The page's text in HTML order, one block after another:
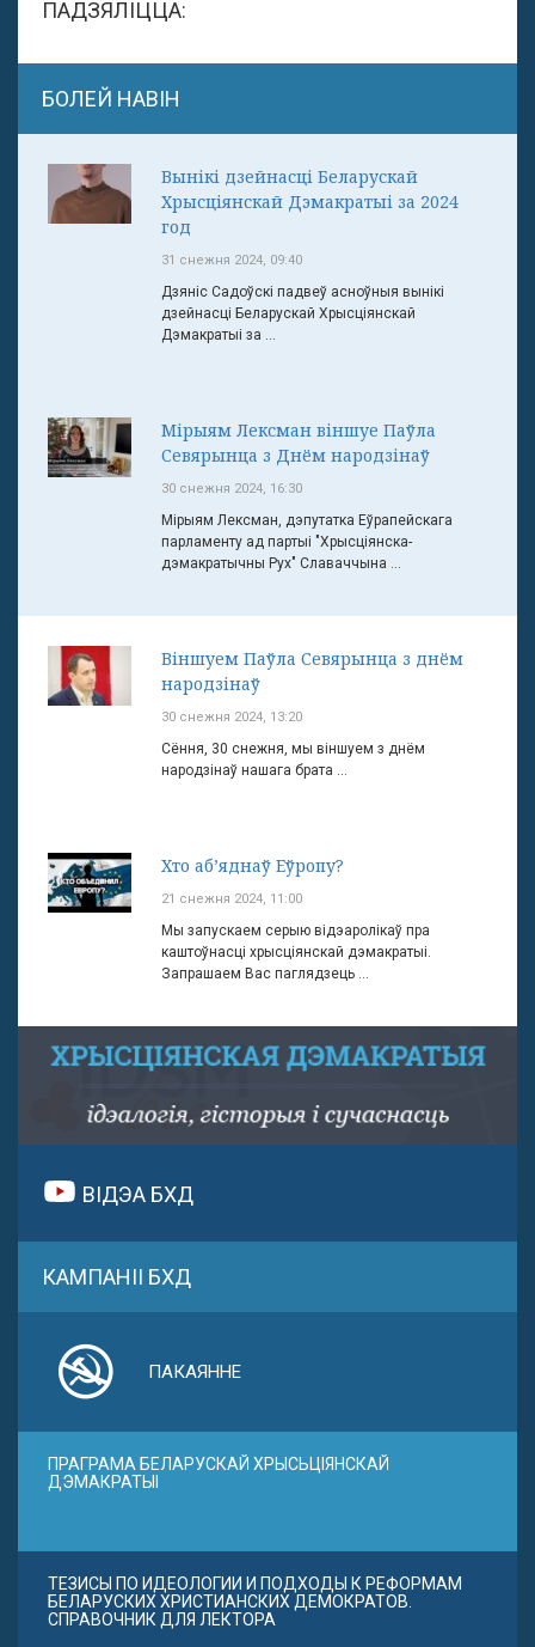
ПАДЗЯЛІЦЦА:
БОЛЕЙ НАВІН
Вынікі дзейнасці Беларускай
Хрысціянскай Дэмакратыі за 2024
год
31 снежня 2024, 09:40
Дзяніс Садоўскі падвеў асноўныя вынікі
дзейнасці Беларускай Хрысціянскай
Дэмакратыі за ...
Мірыям Лексман віншуе Паўла
Севярынца з Днём народзінаў
30 снежня 2024, 16:30
Мірыям Лексман, дэпутатка Еўрапейскага
парламенту ад партыі "Хрысціянска-
дэмакратычны Рух" Славаччына ...
Віншуем Паўла Севярынца з днём
народзінаў
30 снежня 2024, 13:20
Сёння, 30 снежня, мы віншуем з днём
народзінаў нашага брата ...
Хто аб’яднаў Еўропу?
21 снежня 2024, 11:00
Мы запускаем серыю відэаролікаў пра
каштоўнасці хрысціянскай дэмакратыі.
Запрашаем Вас паглядзець ...
ВІДЭА БХД
КАМПАНІІ БХД
ПАКАЯННЕ
ПРАГРАМА БЕЛАРУСКАЙ ХРЫСЬЦІЯНСКАЙ
ДЭМАКРАТЫІ
ТЕЗИСЫ ПО ИДЕОЛОГИИ И ПОДХОДЫ К РЕФОРМАМ
БЕЛАРУСКИХ ХРИСТИАНСКИХ ДЕМОКРАТОВ.
СПРАВОЧНИК ДЛЯ ЛЕКТОРА